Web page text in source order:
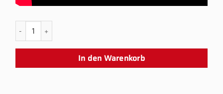
PS5 BO7 Guild Snap Panel Menge
In den Warenkorb